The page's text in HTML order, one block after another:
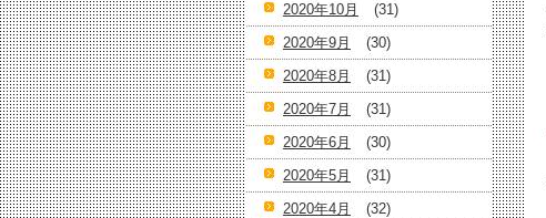
2020年10月
(31)
2020年9月
(30)
2020年8月
(31)
2020年7月
(31)
2020年6月
(30)
2020年5月
(31)
2020年4月
(32)